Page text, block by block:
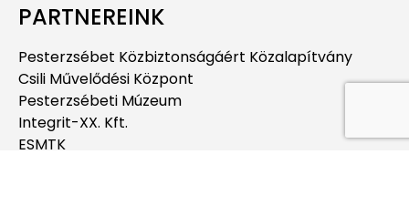
PARTNEREINK
Pesterzsébet Közbiztonságáért Közalapítvány
Csili Művelődési Központ
Pesterzsébeti Múzeum
Integrit-XX. Kft.
ESMTK